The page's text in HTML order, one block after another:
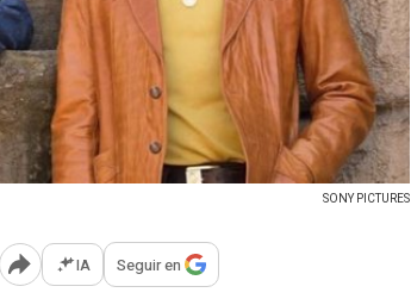
SONY PICTURES
Abrir opciones para compartir
IA Seguir en